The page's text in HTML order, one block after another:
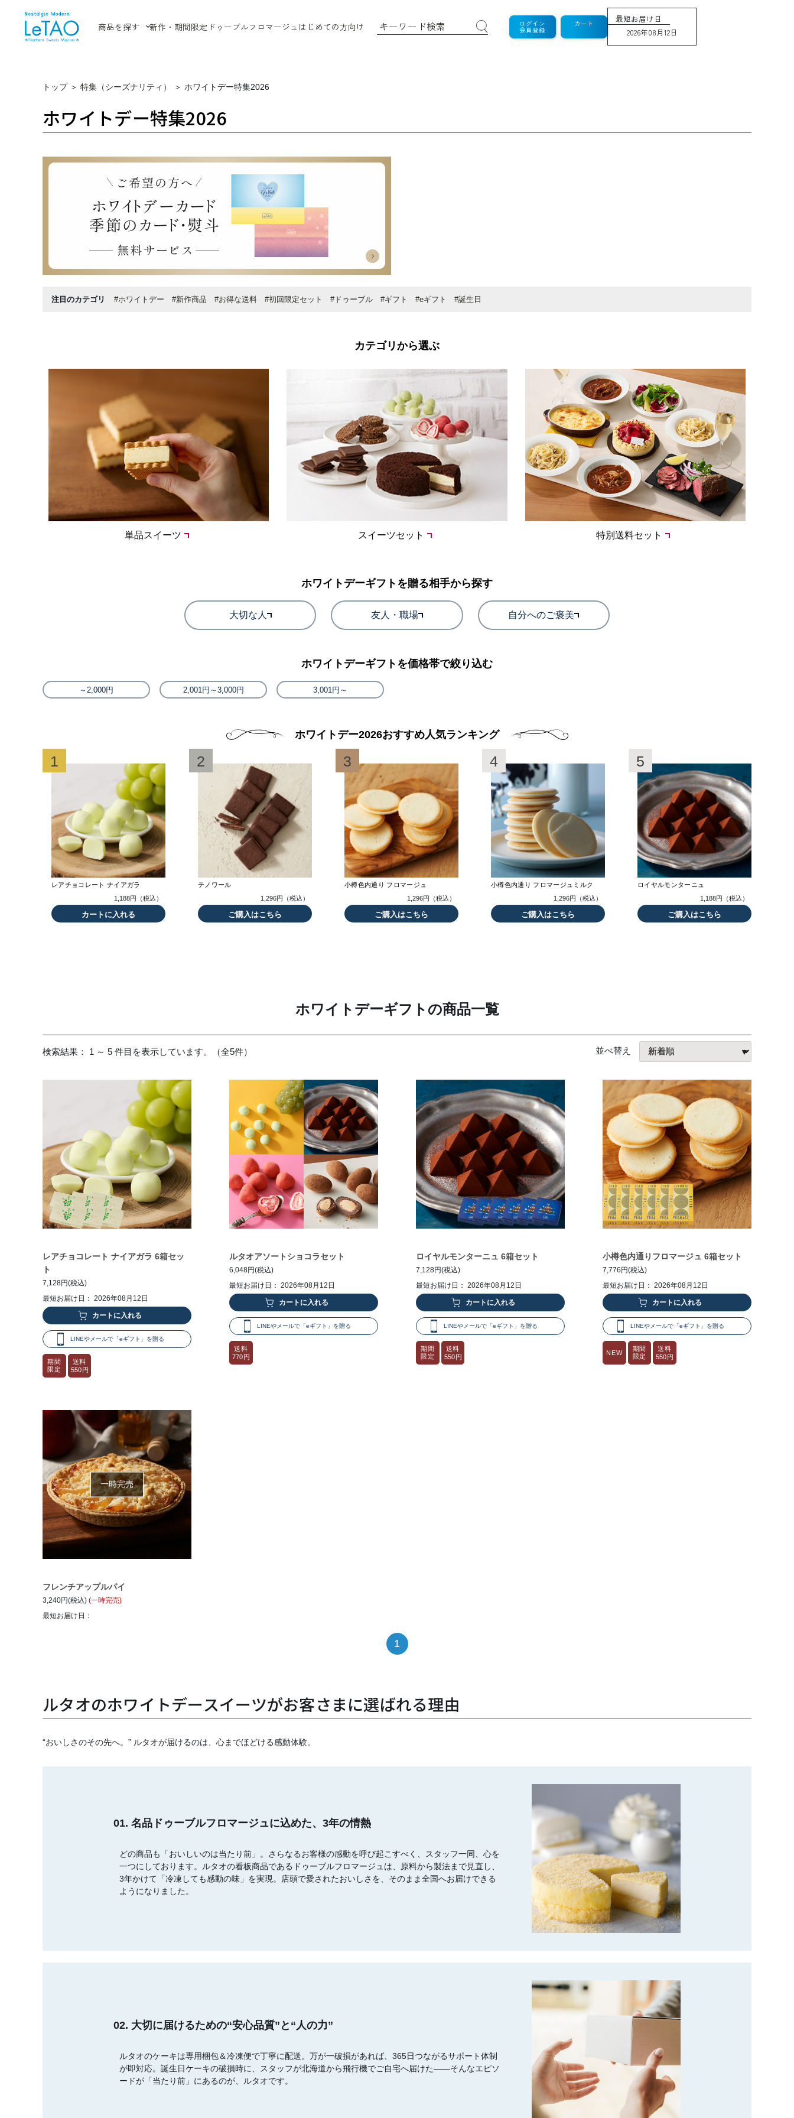
商品を探す 新作・期間限定 ドゥーブルフロマージュ はじめての方向け ログイン
会員登録
カート
最短お届け日
2026年08月12日
トップ ＞ 特集（シーズナリティ） ＞ ホワイトデー特集2026
ホワイトデー特集2026
注目のカテゴリ #ホワイトデー #新作商品 #お得な送料 #初回限定セット #ドゥーブル #ギフト #eギフト #誕生日
カテゴリから選ぶ
単品スイーツ スイーツセット 特別送料セット
ホワイトデーギフトを贈る相手から探す
大切な人 友人・職場 自分へのご褒美
ホワイトデーギフトを価格帯で絞り込む
～2,000円 2,001円～3,000円 3,001円～
ホワイトデー2026おすすめ人気ランキング
1
レアチョコレート ナイアガラ
1,188円（税込）
カートに入れる
2
テノワール
1,296円（税込）
ご購入はこちら
3
小樽色内通り フロマージュ
1,296円（税込）
ご購入はこちら
4
小樽色内通り フロマージュミルク
1,296円（税込）
ご購入はこちら
5
ロイヤルモンターニュ
1,188円（税込）
ご購入はこちら
ホワイトデーギフトの商品一覧
検索結果： 1 ～ 5 件目を表示しています。（全5件） 並べ替え
レアチョコレート ナイアガラ 6箱セッ
ト
7,128円(税込)
最短お届け日： 2026年08月12日
LINEやメールで「eギフト」を贈る
期間
限定
送料
550円
ルタオアソートショコラセット
6,048円(税込)
最短お届け日： 2026年08月12日
LINEやメールで「eギフト」を贈る
送料
770円
ロイヤルモンターニュ 6箱セット
7,128円(税込)
最短お届け日： 2026年08月12日
LINEやメールで「eギフト」を贈る
期間
限定
送料
550円
小樽色内通りフロマージュ 6箱セット
7,776円(税込)
最短お届け日： 2026年08月12日
LINEやメールで「eギフト」を贈る
NEW
期間
限定
送料
550円
一時完売
フレンチアップルパイ
3,240円(税込) (一時完売)
最短お届け日：
1
ルタオのホワイトデースイーツがお客さまに選ばれる理由
“おいしさのその先へ。” ルタオが届けるのは、心までほどける感動体験。
01. 名品ドゥーブルフロマージュに込めた、3年の情熱
どの商品も「おいしいのは当たり前」。さらなるお客様の感動を呼び起こすべく、スタッフ一同、心を
一つにしております。ルタオの看板商品であるドゥーブルフロマージュは、原料から製法まで見直し、
3年かけて「冷凍しても感動の味」を実現。店頭で愛されたおいしさを、そのまま全国へお届けできる
ようになりました。
02. 大切に届けるための“安心品質”と“人の力”
ルタオのケーキは専用梱包＆冷凍便で丁寧に配送。万が一破損があれば、365日つながるサポート体制
が即対応。誕生日ケーキの破損時に、スタッフが北海道から飛行機でご自宅へ届けた――そんなエピソ
ードが「当たり前」にあるのが、ルタオです。